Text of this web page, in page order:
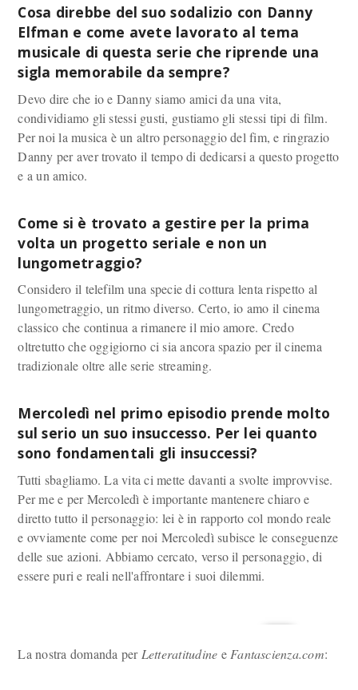
Cosa direbbe del suo sodalizio con Danny
Elfman e come avete lavorato al tema
musicale di questa serie che riprende una
sigla memorabile da sempre?
Devo dire che io e Danny siamo amici da una vita,
condividiamo gli stessi gusti, gustiamo gli stessi tipi di film.
Per noi la musica è un altro personaggio del fim, e ringrazio
Danny per aver trovato il tempo di dedicarsi a questo progetto
e a un amico.
Come si è trovato a gestire per la prima
volta un progetto seriale e non un
lungometraggio?
Considero il telefilm una specie di cottura lenta rispetto al
lungometraggio, un ritmo diverso. Certo, io amo il cinema
classico che continua a rimanere il mio amore. Credo
oltretutto che oggigiorno ci sia ancora spazio per il cinema
tradizionale oltre alle serie streaming.
Mercoledì nel primo episodio prende molto
sul serio un suo insuccesso. Per lei quanto
sono fondamentali gli insuccessi?
Tutti sbagliamo. La vita ci mette davanti a svolte improvvise.
Per me e per Mercoledì è importante mantenere chiaro e
diretto tutto il personaggio: lei è in rapporto col mondo reale
e ovviamente come per noi Mercoledì subisce le conseguenze
delle sue azioni. Abbiamo cercato, verso il personaggio, di
essere puri e reali nell'affrontare i suoi dilemmi.
La nostra domanda per Letteratitudine e Fantascienza.com: